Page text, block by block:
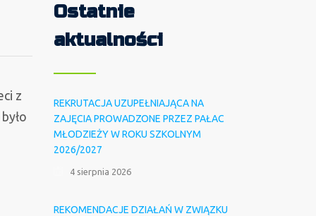
z
Ostatnie
aktualności
REKRUTACJA UZUPEŁNIAJĄCA NA
ZAJĘCIA PROWADZONE PRZEZ PAŁAC
MŁODZIEŻY W ROKU SZKOLNYM
2026/2027
4 sierpnia 2026
REKOMENDACJE DZIAŁAŃ W ZWIĄZKU